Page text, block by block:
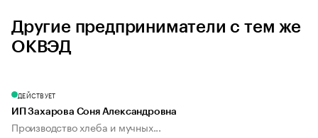
Другие предприниматели с тем же
ОКВЭД
ДЕЙСТВУЕТ
ИП Захарова Соня Александровна
Производство хлеба и мучных...